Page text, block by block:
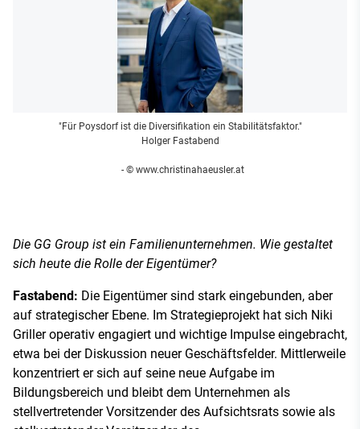
"Für Poysdorf ist die Diversifikation ein Stabilitätsfaktor."
Holger Fastabend
- © www.christinahaeusler.at
Die GG Group ist ein Familienunternehmen. Wie gestaltet
sich heute die Rolle der Eigentümer?
Fastabend: Die Eigentümer sind stark eingebunden, aber
auf strategischer Ebene. Im Strategieprojekt hat sich Niki
Griller operativ engagiert und wichtige Impulse eingebracht,
etwa bei der Diskussion neuer Geschäftsfelder. Mittlerweile
konzentriert er sich auf seine neue Aufgabe im
Bildungsbereich und bleibt dem Unternehmen als
stellvertretender Vorsitzender des Aufsichtsrats sowie als